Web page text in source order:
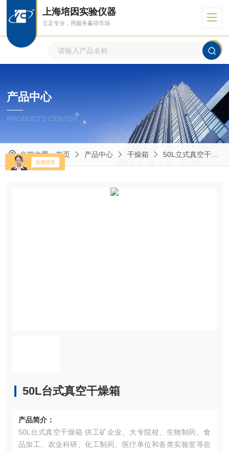
上海培因实验仪器
立足专业，用服务赢得市场
产品中心
PRODUCTS CENTER
当前位置：首页 产品中心 干燥箱 50L立式真空干燥箱（含真空泵）
50L台式真空干燥箱
产品简介：
50L台式真空干燥箱 供工矿企业、大专院校、生物制药、食
品加工、农业科研、化工制药、医疗单位和各类实验室等在